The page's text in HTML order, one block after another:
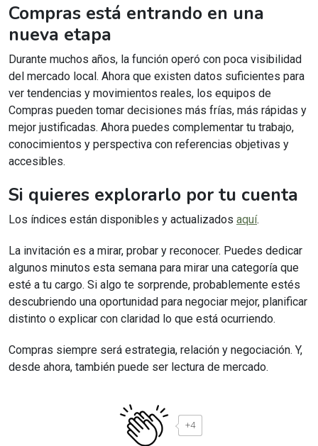
Compras está entrando en una
nueva etapa
Durante muchos años, la función operó con poca visibilidad
del mercado local. Ahora que existen datos suficientes para
ver tendencias y movimientos reales, los equipos de
Compras pueden tomar decisiones más frías, más rápidas y
mejor justificadas. Ahora puedes complementar tu trabajo,
conocimientos y perspectiva con referencias objetivas y
accesibles.
Si quieres explorarlo por tu cuenta
Los índices están disponibles y actualizados aquí.
La invitación es a mirar, probar y reconocer. Puedes dedicar
algunos minutos esta semana para mirar una categoría que
esté a tu cargo. Si algo te sorprende, probablemente estés
descubriendo una oportunidad para negociar mejor, planificar
distinto o explicar con claridad lo que está ocurriendo.
Compras siempre será estrategia, relación y negociación. Y,
desde ahora, también puede ser lectura de mercado.
+4